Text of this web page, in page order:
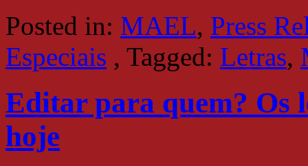
Posted in: MAEL, Press
Especiais , Tagged: Letras,
Editar para quem? Os
hoje